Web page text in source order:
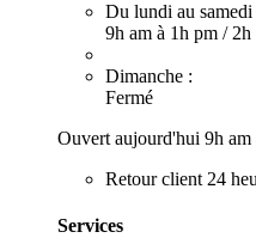
Du lundi au samedi
9h am à 1h pm / 2h
Dimanche :
Fermé
Ouvert aujourd'hui 9h am
Retour client 24
Services